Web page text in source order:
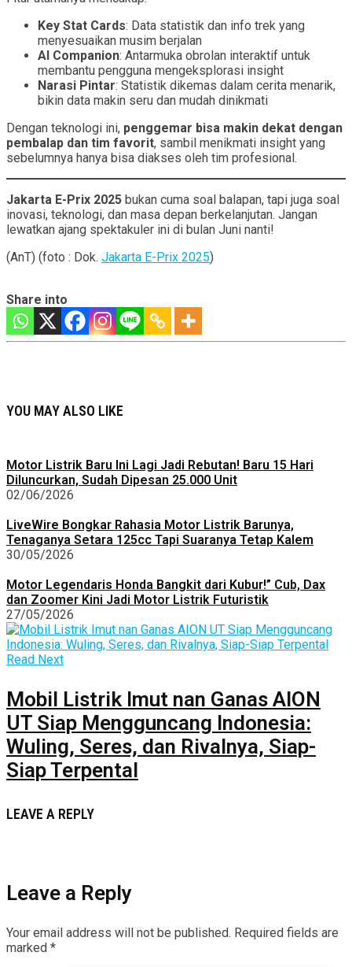
Key Stat Cards: Data statistik dan info trek yang
menyesuaikan musim berjalan
AI Companion: Antarmuka obrolan interaktif untuk
membantu pengguna mengeksplorasi insight
Narasi Pintar: Statistik dikemas dalam cerita menarik,
bikin data makin seru dan mudah dinikmati
Dengan teknologi ini, penggemar bisa makin dekat dengan
pembalap dan tim favorit, sambil menikmati insight yang
sebelumnya hanya bisa diakses oleh tim profesional.
Jakarta E-Prix 2025 bukan cuma soal balapan, tapi juga soal
inovasi, teknologi, dan masa depan berkelanjutan. Jangan
lewatkan ajang spektakuler ini di bulan Juni nanti!
(AnT) (foto : Dok. Jakarta E-Prix 2025)
Share into
YOU MAY ALSO LIKE
Motor Listrik Baru Ini Lagi Jadi Rebutan! Baru 15 Hari
Diluncurkan, Sudah Dipesan 25.000 Unit
02/06/2026
LiveWire Bongkar Rahasia Motor Listrik Barunya,
Tenaganya Setara 125cc Tapi Suaranya Tetap Kalem
30/05/2026
Motor Legendaris Honda Bangkit dari Kubur!” Cub, Dax
dan Zoomer Kini Jadi Motor Listrik Futuristik
27/05/2026
Read Next
Mobil Listrik Imut nan Ganas AION
UT Siap Mengguncang Indonesia:
Wuling, Seres, dan Rivalnya, Siap-
Siap Terpental
LEAVE A REPLY
Leave a Reply
Your email address will not be published. Required fields are
marked *